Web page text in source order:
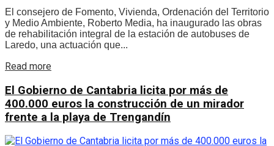
El consejero de Fomento, Vivienda, Ordenación del Territorio
y Medio Ambiente, Roberto Media, ha inaugurado las obras
de rehabilitación integral de la estación de autobuses de
Laredo, una actuación que...
Read more
El Gobierno de Cantabria licita por más de
400.000 euros la construcción de un mirador
frente a la playa de Trengandín